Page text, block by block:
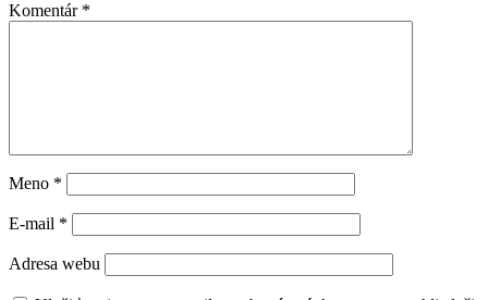
Komentár *
Meno *
E-mail *
Adresa webu